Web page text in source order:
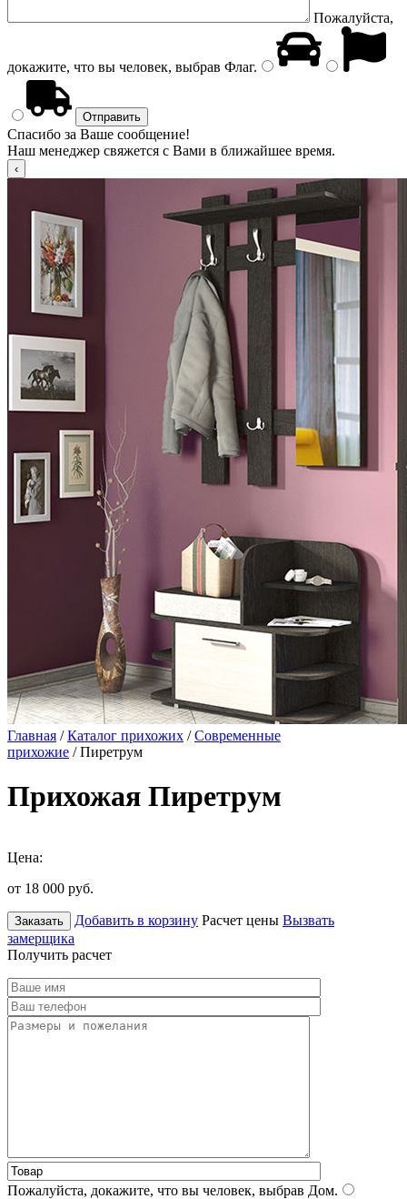
Пожалуйста,
докажите, что вы человек, выбрав Флаг.
Спасибо за Ваше сообщение!
Наш менеджер свяжется с Вами в ближайшее время.
Главная /Каталог прихожих /Современные
прихожие / Пиретрум
Прихожая Пиретрум
Цена:
от 18 000 руб.
Заказать Добавить в корзину Расчет цены Вызвать
замерщика
Получить расчет
Пожалуйста, докажите, что вы человек, выбрав Дом.